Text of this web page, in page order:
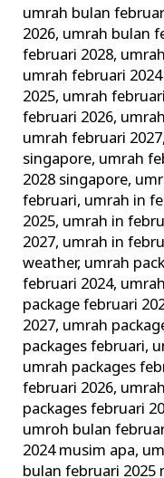
umrah bulan
2026, umrah bulan
februari 2028,
umrah februari
2025, umrah
februari 2026,
umrah februari 2027,
singapore, umrah
2028 singapore,
februari, umrah in
2025, umrah in
2027, umrah in
weather, umrah
februari 2024,
package februari
2027, umrah
packages februari,
umrah packages
februari 2026,
packages februari
umroh bulan
2024 musim apa,
bulan februari 2025